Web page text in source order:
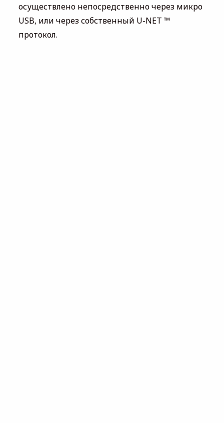
осуществлено непосредственно через микро
USB, или через собственный U-NET ™
протокол.